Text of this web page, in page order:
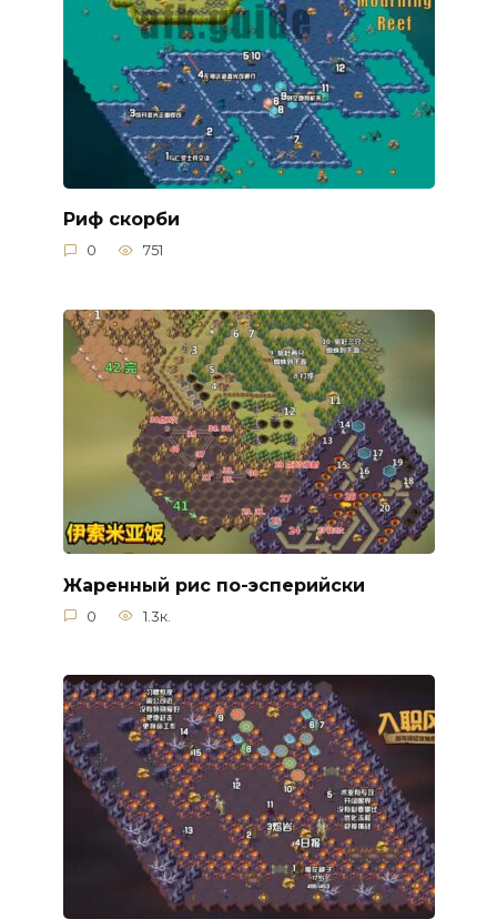
Риф скорби
0 751
Жаренный рис по-эсперийски
0 1.3к.